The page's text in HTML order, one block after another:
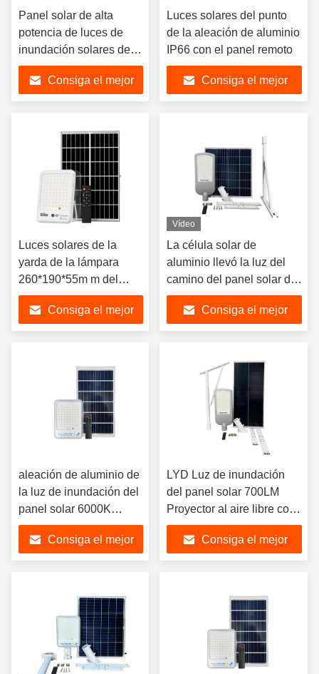
Panel solar de alta
potencia de luces de
inundación solares de
12W accionado
Consiga el mejor
Luces solares del punto
de la aleación de aluminio
IP66 con el panel remoto
Consiga el mejor
Luces solares de la
yarda de la lámpara
260*190*55m m del
ángulo de haz de la luz
de inundación del panel
solar 12W 120°
Consiga el mejor
Vídeo
La célula solar de
aluminio llevó la luz del
camino del panel solar de
la prenda impermeable de
la luz de calle IP66
Consiga el mejor
aleación de aluminio de
la luz de inundación del
panel solar 6000K
700LM 3kg
Consiga el mejor
LYD Luz de inundación
del panel solar 700LM
Proyector al aire libre con
energía solar
Consiga el mejor